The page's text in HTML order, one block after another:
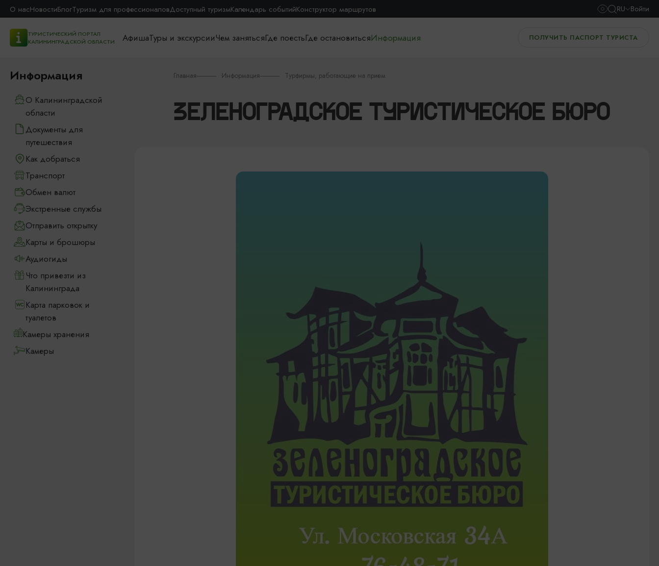
О насНовостиБлогТуризм для профессионаловДоступный туризмКалендарь событийКонструктор маршрутов RU Войти
ТУРИСТИЧЕСКИЙ ПОРТАЛ
КАЛИНИНГРАДСКОЙ ОБЛАСТИ
АфишаТуры и экскурсииЧем занятьсяГде поестьГде остановитьсяИнформация ПОЛУЧИТЬ ПАСПОРТ ТУРИСТА
Информация
О Калининградской
области
Документы для
путешествия
Как добраться
Транспорт
Обмен валют
Экстренные службы
Отправить открытку
Карты и брошюры
Аудиогиды
Что привезти из
Калининграда
Карта парковок и
туалетов
Камеры хранения
Камеры
Главная Информация Турфирмы, работающие на прием
ЗЕЛЕНОГРАДСКОЕ ТУРИСТИЧЕСКОЕ БЮРО